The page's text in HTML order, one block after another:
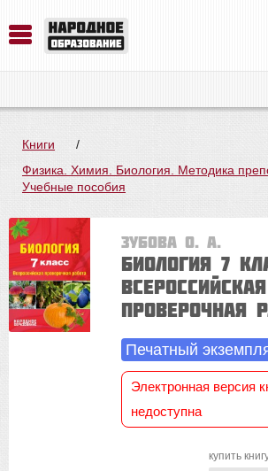
Книги
/
Физика. Химия. Биология. Методика
Учебные пособия
Зубова О. А.
Биология 7
Всероссийская
проверочная
Печатный
Электронная версия
недоступна
купить